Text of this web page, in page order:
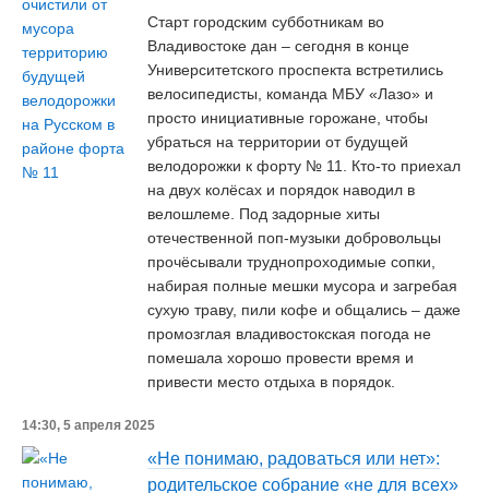
Старт городским субботникам во
Владивостоке дан – сегодня в конце
Университетского проспекта встретились
велосипедисты, команда МБУ «Лазо» и
просто инициативные горожане, чтобы
убраться на территории от будущей
велодорожки к форту № 11. Кто-то приехал
на двух колёсах и порядок наводил в
велошлеме. Под задорные хиты
отечественной поп-музыки добровольцы
прочёсывали труднопроходимые сопки,
набирая полные мешки мусора и загребая
сухую траву, пили кофе и общались – даже
промозглая владивостокская погода не
помешала хорошо провести время и
привести место отдыха в порядок.
14:30, 5 апреля 2025
«Не понимаю, радоваться или нет»:
родительское собрание «не для всех»